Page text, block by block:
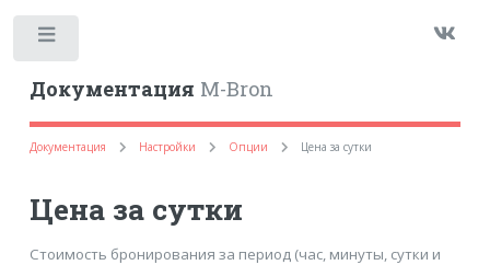
Документация M-Bron
Документация Настройки Опции Цена за сутки
Цена за сутки
Стоимость бронирования за период (час, минуты, сутки и